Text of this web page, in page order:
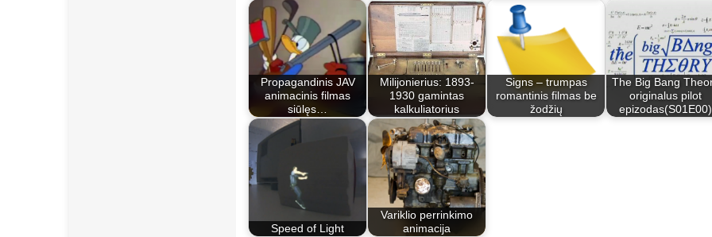
Propagandinis JAV
animacinis filmas
siūlęs…
Milijonierius: 1893-
1930 gamintas
kalkuliatorius
Signs – trumpas
romantinis filmas be
žodžių
The Big Bang
originalus pilot
epizodas(S01E00)
Speed of Light
Variklio perrinkimo
animacija